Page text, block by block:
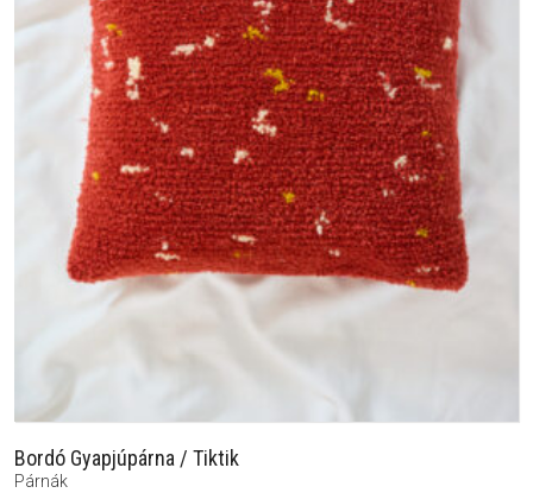
Bordó Gyapjúpárna / Tiktik
Párnák